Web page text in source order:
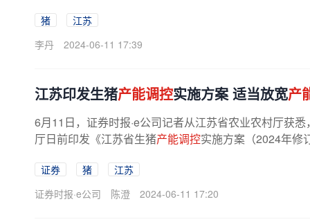
猪
江苏
李丹
2024-06-11 17:39
江苏印发生猪产能调控实施方案 适当放宽产
6月11日，证券时报·e公司记者从江苏省农业农村厅获
厅日前印发《江苏省生猪产能调控实施方案（2024年修
证券 猪
江苏
证券时报·e公司
陈澄 2024-06-11 17:20